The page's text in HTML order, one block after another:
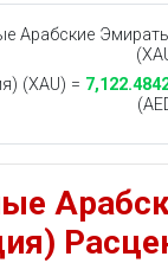
Арабские
(XAU) =